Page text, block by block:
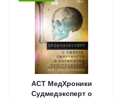
АСТ МедХроники
Судмедэксперт о